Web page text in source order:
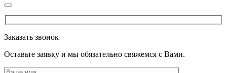
Заказать звонок
Оставьте заявку и мы обязательно свяжемся с Вами.